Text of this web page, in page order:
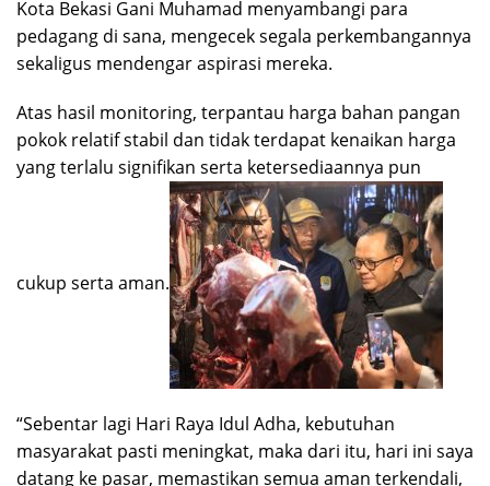
Kota Bekasi Gani Muhamad menyambangi para
pedagang di sana, mengecek segala perkembangannya
sekaligus mendengar aspirasi mereka.
Atas hasil monitoring, terpantau harga bahan pangan
pokok relatif stabil dan tidak terdapat kenaikan harga
yang terlalu signifikan serta ketersediaannya pun
cukup serta aman.
“Sebentar lagi Hari Raya Idul Adha, kebutuhan
masyarakat pasti meningkat, maka dari itu, hari ini saya
datang ke pasar, memastikan semua aman terkendali,